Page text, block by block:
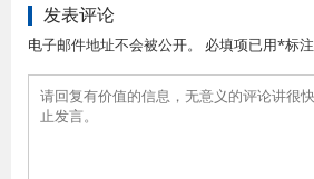
发表评论
电子邮件地址不会被公开。 必填项已用*标注